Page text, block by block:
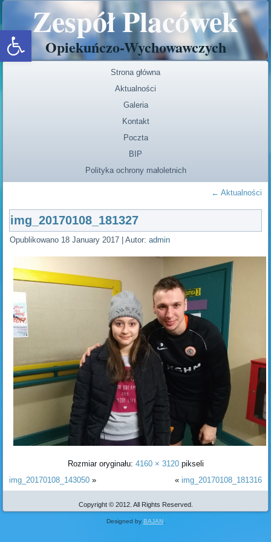
Open toolbarZespół Placówek
Opiekuńczo-Wychowawczych
Strona główna
Aktualności
Galeria
Kontakt
Poczta
BIP
Polityka ochrony małoletnich
← Aktualności
img_20170108_181327
Opublikowano 18 January 2017 |Autor: admin
Rozmiar oryginału: 4160 × 3120pikseli
img_20170108_143050 » « img_20170108_181316
Copyright © 2012. All Rights Reserved.
Designed by BAJAN.